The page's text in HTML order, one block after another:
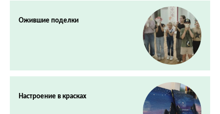
Ожившие поделки
Настроение в красках